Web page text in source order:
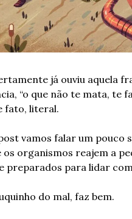
já ouviu aquela
“o que não te mata, te
fato, literal.
vamos falar um pouco
os organismos reajem a
preparados para lidar
do mal, faz bem.